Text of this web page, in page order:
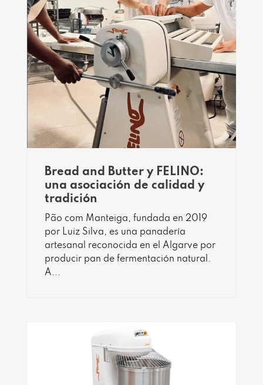
Bread and Butter y FELINO:
una asociación de calidad y
tradición
Pão com Manteiga, fundada en 2019
por Luiz Silva, es una panadería
artesanal reconocida en el Algarve por
producir pan de fermentación natural.
A...